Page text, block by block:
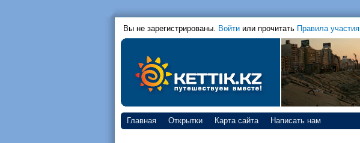
Вы не зарегистрированы. Войти или прочитать Правила участия
Главная Открытки Карта сайта Написать нам